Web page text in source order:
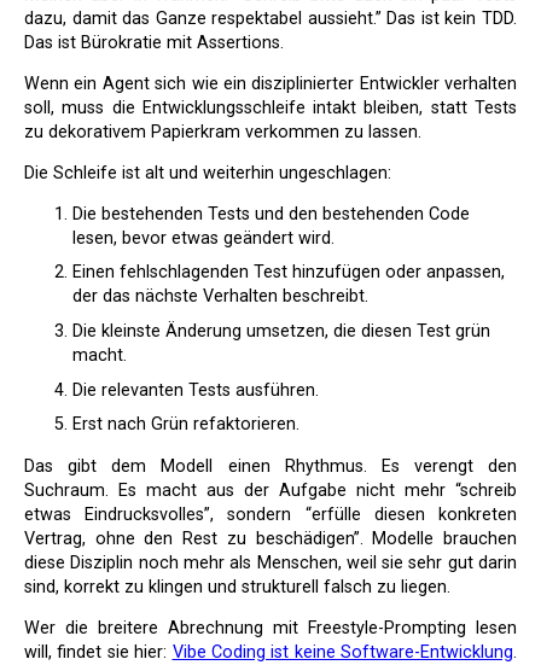
dazu, damit das Ganze respektabel aussieht.” Das ist kein TDD.
Das ist Bürokratie mit Assertions.
Wenn ein Agent sich wie ein disziplinierter Entwickler verhalten
soll, muss die Entwicklungsschleife intakt bleiben, statt Tests
zu dekorativem Papierkram verkommen zu lassen.
Die Schleife ist alt und weiterhin ungeschlagen:
Die bestehenden Tests und den bestehenden Code
lesen, bevor etwas geändert wird.
Einen fehlschlagenden Test hinzufügen oder anpassen,
der das nächste Verhalten beschreibt.
Die kleinste Änderung umsetzen, die diesen Test grün
macht.
Die relevanten Tests ausführen.
Erst nach Grün refaktorieren.
Das gibt dem Modell einen Rhythmus. Es verengt den
Suchraum. Es macht aus der Aufgabe nicht mehr “schreib
etwas Eindrucksvolles”, sondern “erfülle diesen konkreten
Vertrag, ohne den Rest zu beschädigen”. Modelle brauchen
diese Disziplin noch mehr als Menschen, weil sie sehr gut darin
sind, korrekt zu klingen und strukturell falsch zu liegen.
Wer die breitere Abrechnung mit Freestyle-Prompting lesen
will, findet sie hier: Vibe Coding ist keine Software-Entwicklung.